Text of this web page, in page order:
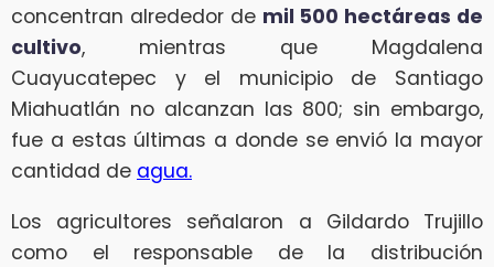
concentran alrededor de mil 500 hectáreas de
cultivo, mientras que Magdalena
Cuayucatepec y el municipio de Santiago
Miahuatlán no alcanzan las 800; sin embargo,
fue a estas últimas a donde se envió la mayor
cantidad de agua.
Los agricultores señalaron a Gildardo Trujillo
como el responsable de la distribución